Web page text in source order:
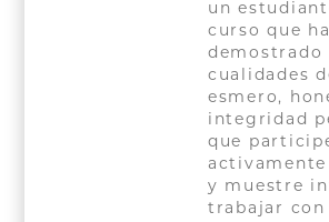
un
curso que
demostrado
cualidades
esmero,
integridad
que
y muestre
trabajar con